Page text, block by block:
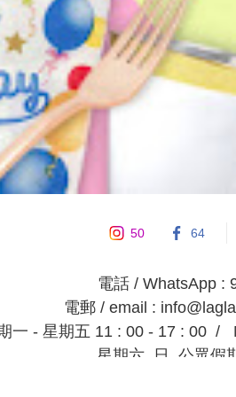
50 64
電話 / WhatsApp :
電郵 / email :
一 - 星期五 11 : 00 - 17 : 00  /
星期六, 日, 公眾假